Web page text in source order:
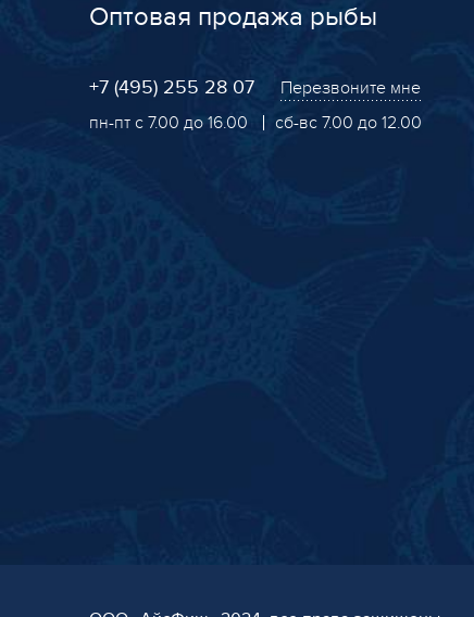
Оптовая продажа рыбы
+7 (495) 255 28 07
Перезвоните мне
пн-пт с 7.00 до 16.00
сб-вс 7.00 до 12.00